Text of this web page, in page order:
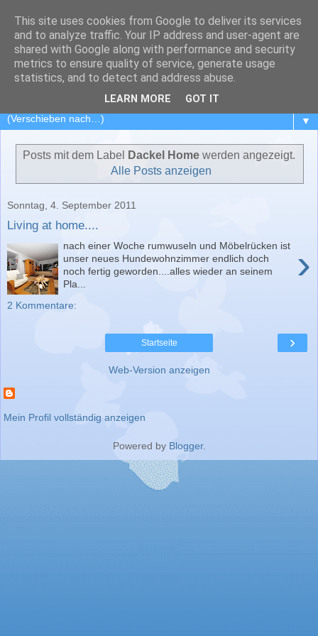
Dackelansichten
Mein Dackelblog - Das Leben und die Welt aus dem
Blickwinkel von Dackel George und Sohn Campino....
▼
Posts mit dem Label Dackel Home werden angezeigt.
Alle Posts anzeigen
Sonntag, 4. September 2011
Living at home....
›
nach einer Woche rumwuseln und Möbelrücken ist
unser neues Hundewohnzimmer endlich doch
noch fertig geworden....alles wieder an seinem
Pla...
2 Kommentare:
›
Startseite
Web-Version anzeigen
Mein Profil vollständig anzeigen
Powered by Blogger.
This site uses cookies from Google to deliver its services
and to analyze traffic. Your IP address and user-agent are
shared with Google along with performance and security
metrics to ensure quality of service, generate usage
statistics, and to detect and address abuse.
LEARN MORE GOT IT